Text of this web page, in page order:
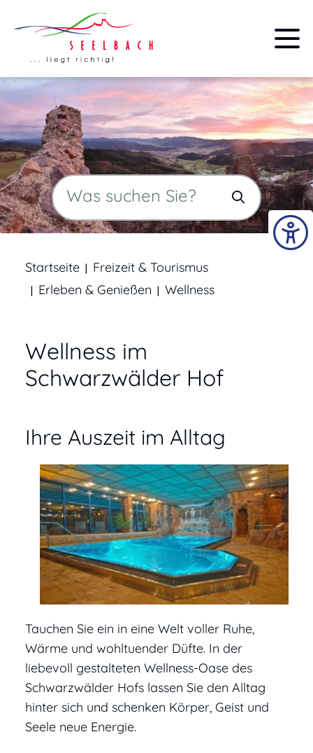
Startseite
Freizeit & Tourismus
Erleben & Genießen
Wellness
Wellness im
Schwarzwälder Hof
Ihre Auszeit im Alltag
Tauchen Sie ein in eine Welt voller Ruhe,
Wärme und wohltuender Düfte. In der
liebevoll gestalteten Wellness-Oase des
Schwarzwälder Hofs lassen Sie den Alltag
hinter sich und schenken Körper, Geist und
Seele neue Energie.